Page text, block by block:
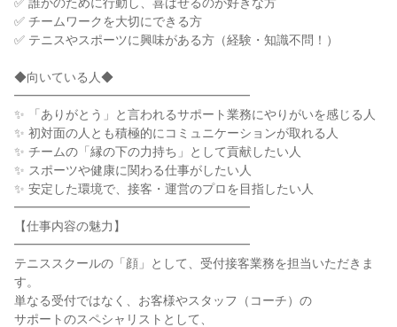
✅ チームワークを大切にできる方
✅ テニスやスポーツに興味がある方（経験・知識不問！）
◆向いている人◆
━━━━━━━━━━━━━━━━━━━
✨ 「ありがとう」と言われるサポート業務にやりがいを感じる人
✨ 初対面の人とも積極的にコミュニケーションが取れる人
✨ チームの「縁の下の力持ち」として貢献したい人
✨ スポーツや健康に関わる仕事がしたい人
✨ 安定した環境で、接客・運営のプロを目指したい人
━━━━━━━━━━━━━━━━━━━
【仕事内容の魅力】
━━━━━━━━━━━━━━━━━━━
テニススクールの「顔」として、受付接客業務を担当いただきま
す。
単なる受付ではなく、お客様やスタッフ（コーチ）の
サポートのスペシャリストとして、